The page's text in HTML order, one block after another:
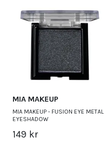
MIA MAKEUP
MIA MAKEUP - FUSION EYE METAL
EYESHADOW
149 kr